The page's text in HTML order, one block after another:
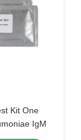
Kit One
IgM